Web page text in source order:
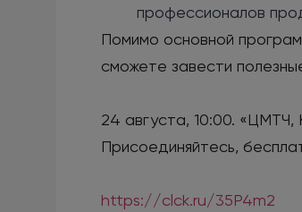
профессионалов
Помимо основной
сможете завести
24 августа, 10:00. «ЦМТЧ,
Присоединяйтесь,
https://clck.ru/35P4m2